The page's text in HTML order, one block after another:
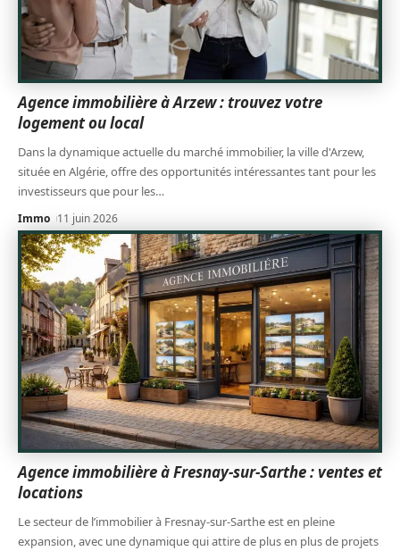
Agence immobilière à Arzew : trouvez votre
logement ou local
Dans la dynamique actuelle du marché immobilier, la ville d'Arzew,
située en Algérie, offre des opportunités intéressantes tant pour les
investisseurs que pour les…
Immo 11 juin 2026
Agence immobilière à Fresnay-sur-Sarthe : ventes et
locations
Le secteur de l’immobilier à Fresnay-sur-Sarthe est en pleine
expansion, avec une dynamique qui attire de plus en plus de projets